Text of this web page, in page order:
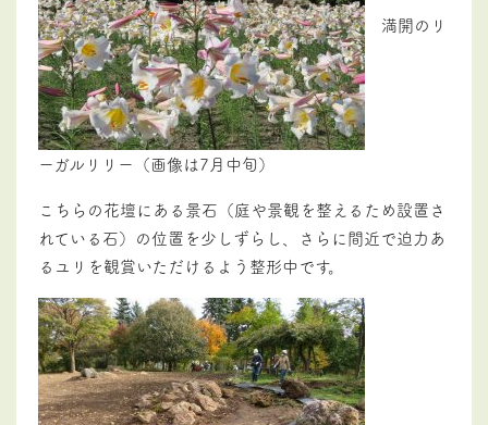
満開のリ
ーガルリリー（画像は7月中旬）
こちらの花壇にある景石（庭や景観を整えるため設置さ
れている石）の位置を少しずらし、さらに間近で迫力あ
るユリを観賞いただけるよう整形中です。